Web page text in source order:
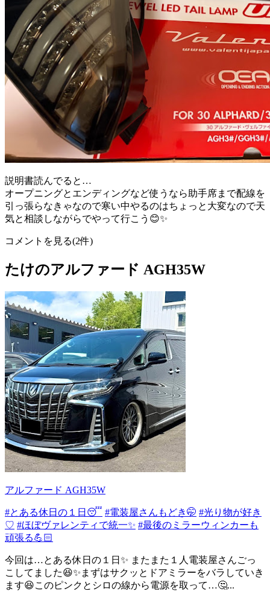
説明書読んでると…
オープニングとエンディングなど使うなら助手席まで配線を
引っ張らなきゃなので寒い中やるのはちょっと大変なので天
気と相談しながらでやって行こう😊✨
コメントを見る(2件)
たけのアルファード AGH35W
アルファード AGH35W
#とある休日の１日😴 #電装屋さんもどき🤭 #光り物が好き
♡ #ほぼヴァレンティで統一✨ #最後のミラーウィンカーも
頑張る💪🏻
今回は…とある休日の１日✨ またまた１人電装屋さんごっ
こしてました😆✨まずはサクッとドアミラーをバラしていき
ます😆このピンクとシロの線から電源を取って…🤔...